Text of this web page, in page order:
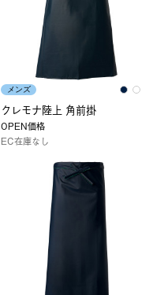
メンズ
クレモナ陸上 角前掛
OPEN価格
EC在庫なし